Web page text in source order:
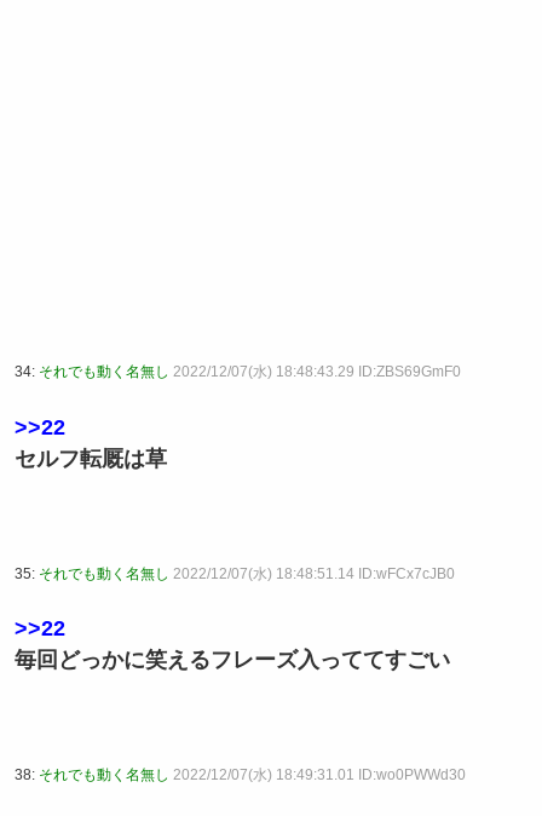
34: それでも動く名無し 2022/12/07(水) 18:48:43.29 ID:ZBS69GmF0
>>22
セルフ転厩は草
35: それでも動く名無し 2022/12/07(水) 18:48:51.14 ID:wFCx7cJB0
>>22
毎回どっかに笑えるフレーズ入っててすごい
38: それでも動く名無し 2022/12/07(水) 18:49:31.01 ID:wo0PWWd30